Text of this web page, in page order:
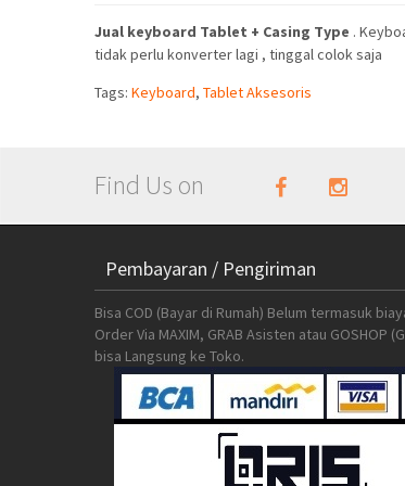
Jual keyboard Tablet + Casing Type .
tidak perlu konverter lagi , tinggal colok saja
Tags: Keyboard, Tablet Aksesoris
Find Us on
Pembayaran / Pengiriman
Bisa COD (Bayar di Rumah) Belum termasuk
Order Via MAXIM, GRAB Asisten atau GOSHOP
bisa Langsung ke Toko.